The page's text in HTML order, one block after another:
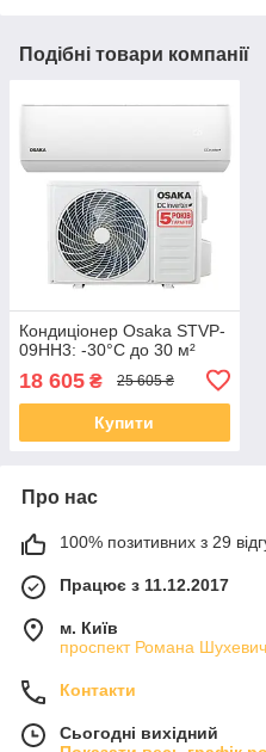
Подібні товари компанії
Кондиціонер Osaka STVP-
09HH3: -30°C до 30 м²
18 605 ₴ 25 605 ₴
Купити
Про нас
100% позитивних з 29
Працює з 11.12.2017
м. Київ
проспект Романа
Контакти
Сьогодні вихідний